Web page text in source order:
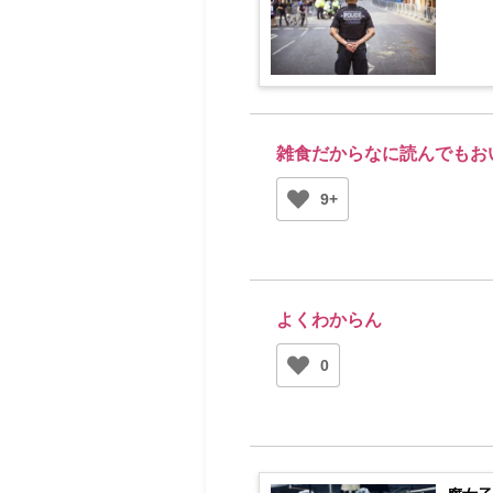
雑食だからなに読んでもお
9+
よくわからん
0